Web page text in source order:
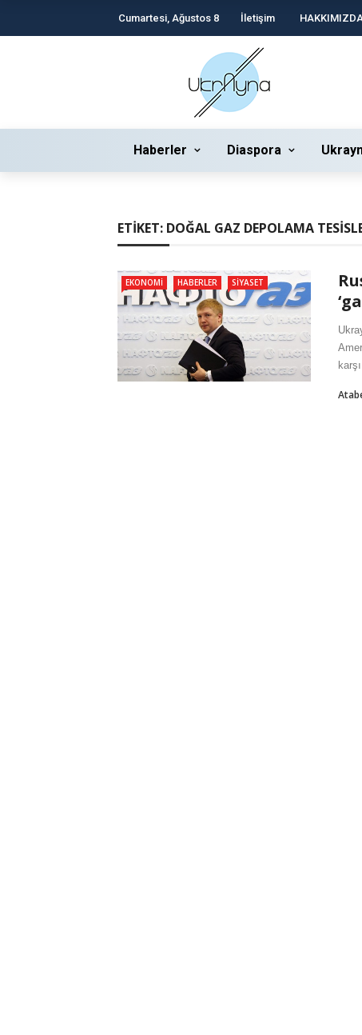
Cumartesi, Ağustos 8 İletişim
Haberler Diaspora
ETIKET: DOĞAL GAZ DEPOLAMA
EKONOMI HABERLER SIYASET